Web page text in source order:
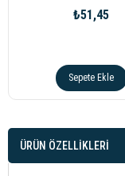
₺51,45
Sepete Ekle
ÜRÜN ÖZELLIKLERI